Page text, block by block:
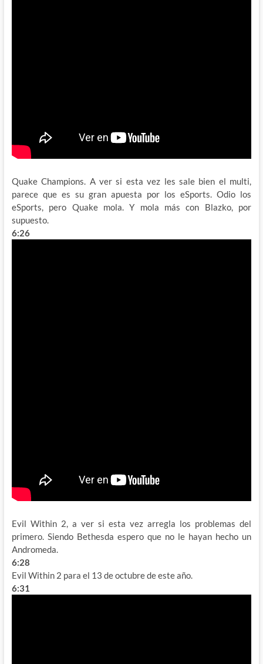
Quake Champions. A ver si esta vez les sale bien el multi,
parece que es su gran apuesta por los eSports. Odio los
eSports, pero Quake mola. Y mola más con Blazko, por
supuesto.
6:26
Evil Within 2, a ver si esta vez arregla los problemas del
primero. Siendo Bethesda espero que no le hayan hecho un
Andromeda.
6:28
Evil Within 2 para el 13 de octubre de este año.
6:31